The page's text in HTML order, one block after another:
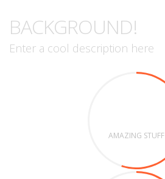
BACKGROUND!
Enter a cool description here
AMAZING STUFF